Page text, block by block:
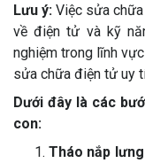
Lưu ý:Việc sửa
về điện tử và kỹ
nghiệm trong lĩnh
sửa chữa điện tử uy
Dưới đây là các
con:
Tháo nắp